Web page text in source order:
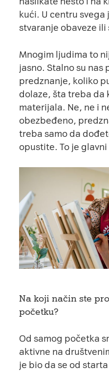
kući. U centru svega
stvaranje obaveze
Mnogim ljudima to
jasno. Stalno su
predznanje, koliko
dolaze, šta treba da
materijala. Ne, ne i
obezbeđeno,
treba samo da
opustite. To je glavni
Na koji način ste
početku?
Od samog početka
aktivne na
je bio da se od